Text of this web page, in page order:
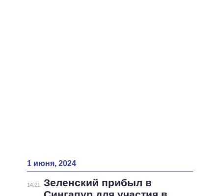
1 июня, 2024
14:21
Зеленский прибыл в